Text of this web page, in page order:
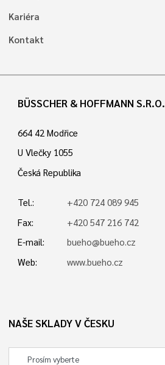
Kariéra
Kontakt
BÜSSCHER & HOFFMANN S.R.O.
664 42 Modřice
U Vlečky 1055
Česká Republika
Tel.:
+420 724 089 945
Fax:
+420 547 216 742
E-mail:
bueho@bueho.cz
Web:
www.bueho.cz
NAŠE SKLADY V ČESKU